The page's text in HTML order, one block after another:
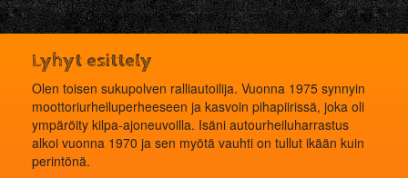
Lyhyt esittely
Olen toisen sukupolven ralliautoilija. Vuonna 1975 synnyin
moottoriurheiluperheeseen ja kasvoin pihapiirissä, joka oli
ympäröity kilpa-ajoneuvoilla. Isäni autourheiluharrastus
alkoi vuonna 1970 ja sen myötä vauhti on tullut ikään kuin
perintönä.